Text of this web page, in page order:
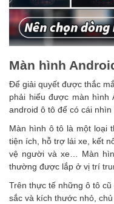
Màn hình
Để giải quyết được thắc
phải hiểu được màn hình
android ô tô để có cái
Màn hình ô tô là một loại
tiện ích, hỗ trợ lái xe, kết
vệ người và xe… Màn
thường được lắp ở vị trí
Trên thực tế những ô tô
sắc và kích thước nhỏ,